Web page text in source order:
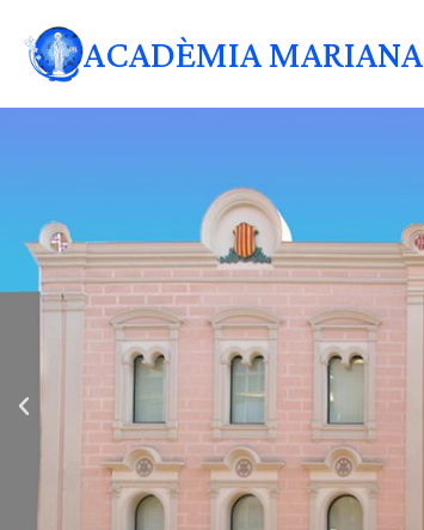
ACADÈMIA MARIANA